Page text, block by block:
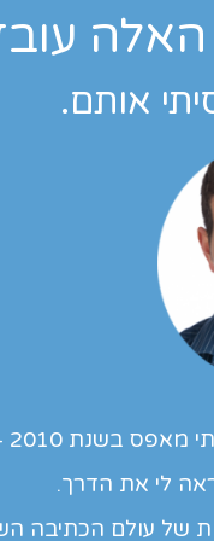
האלה
אותם.
בשנת 2010 –
לי את הדרך.
של עולם הכתיבה